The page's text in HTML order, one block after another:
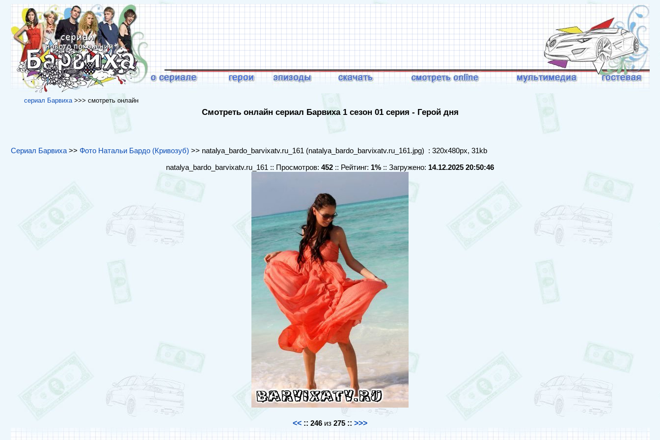
cериал Барвиха>>> cмотреть онлайн
Смотреть онлайн сериал Барвиха 1 сезон 01 серия - Герой дня
Сериал Барвиха>> Фото Натальи Бардо (Кривозуб) >> natalya_bardo_barvixatv.ru_161 (natalya_bardo_barvixatv.ru_161.jpg) : 320x480px, 31kb
natalya_bardo_barvixatv.ru_161 :: Просмотров: 452 :: Рейтинг: 1% :: Загружено: 14.12.2025 20:50:46
<< :: 246 из 275 :: >>>